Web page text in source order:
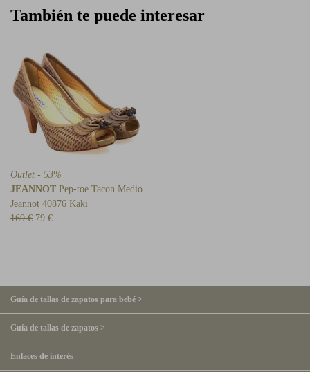
También te puede interesar
Outlet - 53%
JEANNOT Pep-toe Tacon Medio
Jeannot 40876 Kaki
169 € 79 €
Guía de tallas de zapatos para bebé >
Guía de tallas de zapatos >
Enlaces de interés